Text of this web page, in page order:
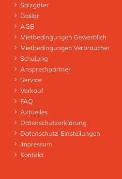
Salzgitter
Goslar
AGB
Mietbedingungen Gewerblich
Mietbedingungen Verbraucher
Schulung
Ansprechpartner
Service
Verkauf
FAQ
Aktuelles
Datenschutzerklärung
Datenschutz-Einstellungen
Impressum
Kontakt